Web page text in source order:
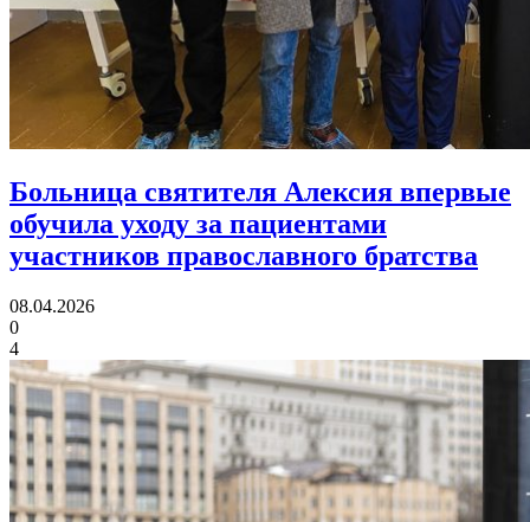
Больница святителя Алексия впервые
обучила уходу за пациентами
участников православного братства
08.04.2026
0
4